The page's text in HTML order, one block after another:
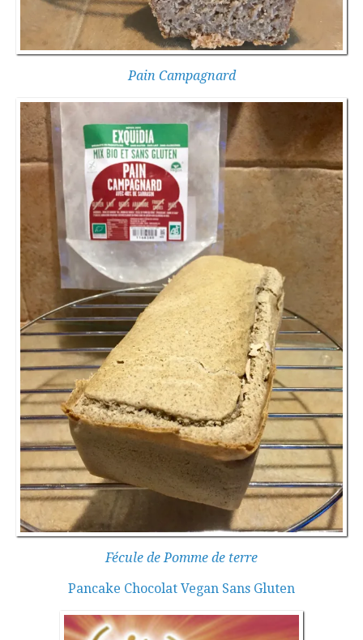
Pain Campagnard
Fécule de Pomme de terre
Pancake Chocolat Vegan Sans Gluten